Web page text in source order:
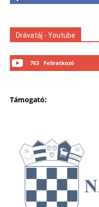
Drávatáj - Youtube
763 Feliratkozó
Támogató: